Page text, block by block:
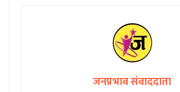
जनप्रभाव संवाददाता